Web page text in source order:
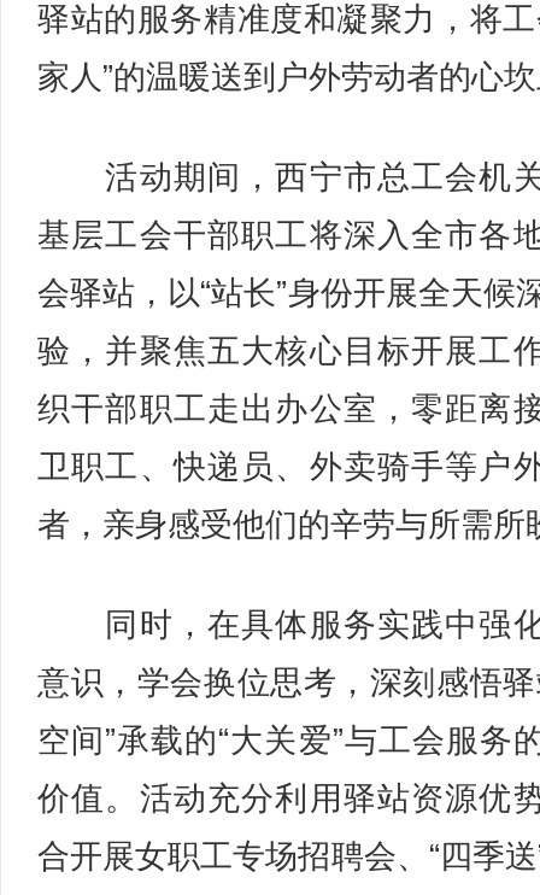
驿站的服务精准度和凝聚力，将工
家人”的温暖送到户外劳动者的心
活动期间，西宁市总工会机
基层工会干部职工将深入全市各
会驿站，以“站长”身份开展全天候
验，并聚焦五大核心目标开展工
织干部职工走出办公室，零距离
卫职工、快递员、外卖骑手等户
者，亲身感受他们的辛劳与所需所
同时，在具体服务实践中强
意识，学会换位思考，深刻感悟驿
空间”承载的“大关爱”与工会服务
价值。活动充分利用驿站资源优
合开展女职工专场招聘会、“四季